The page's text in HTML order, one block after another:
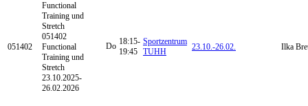
051402
Functional
Training und
Stretch
051402
Functional
Training und
Stretch
23.10.2025-
26.02.2026
Do 18:15-
19:45
Sportzentrum
TUHH
23.10.-26.02. Ilka